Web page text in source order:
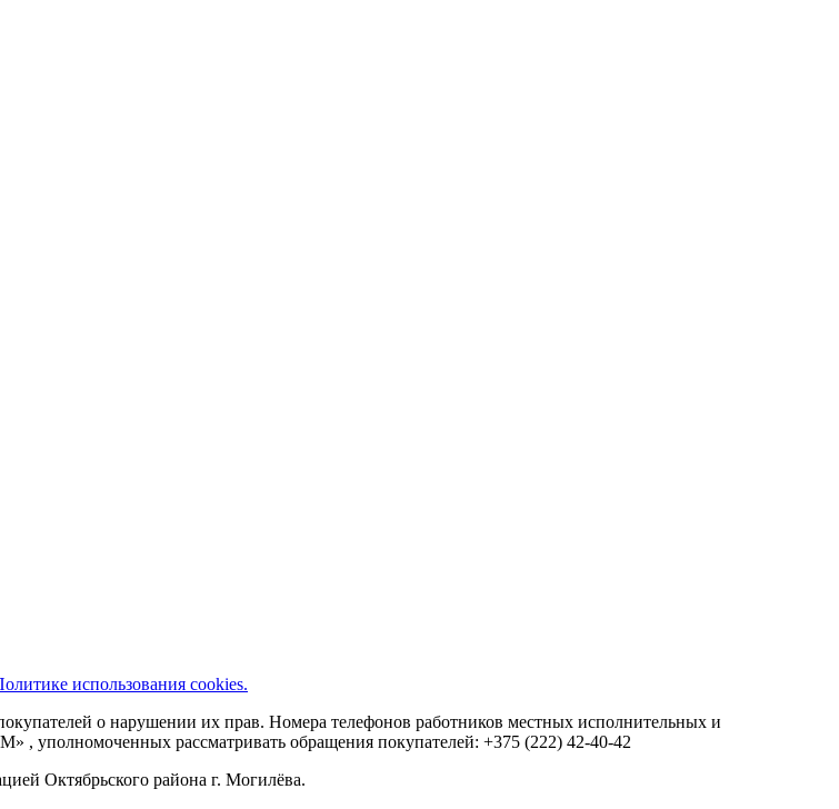
использования cookies.
о нарушении их прав. Номера телефонов работников местных исполнительных и
, уполномоченных рассматривать обращения покупателей: +375 (222) 42-40-42
Октябрьского района г. Могилёва.